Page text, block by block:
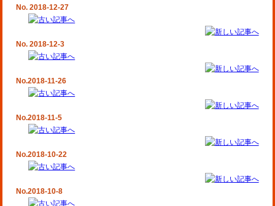
No. 2018-12-27
No. 2018-12-3
No.2018-11-26
No.2018-11-5
No.2018-10-22
No.2018-10-8